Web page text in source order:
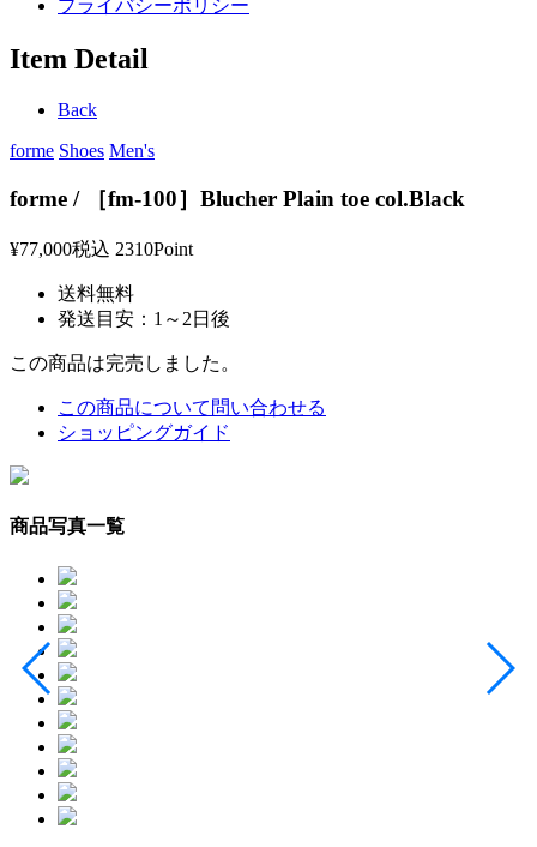
プライバシーポリシー
Item Detail
Back
forme Shoes Men's
forme / ［fm-100］Blucher Plain toe col.Black
¥77,000税込 2310Point
送料無料
発送目安：1～2日後
この商品は完売しました。
この商品について問い合わせる
ショッピングガイド
商品写真一覧